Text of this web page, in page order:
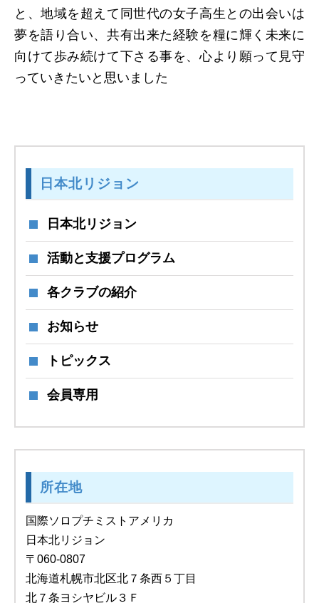
と、地域を超えて同世代の女子高生との出会いは
夢を語り合い、共有出来た経験を糧に輝く未来に
向けて歩み続けて下さる事を、心より願って見守
っていきたいと思いました
日本北リジョン
日本北リジョン
活動と支援プログラム
各クラブの紹介
お知らせ
トピックス
会員専用
所在地
国際ソロプチミストアメリカ
日本北リジョン
〒060-0807
北海道札幌市北区北７条西５丁目
北７条ヨシヤビル３Ｆ